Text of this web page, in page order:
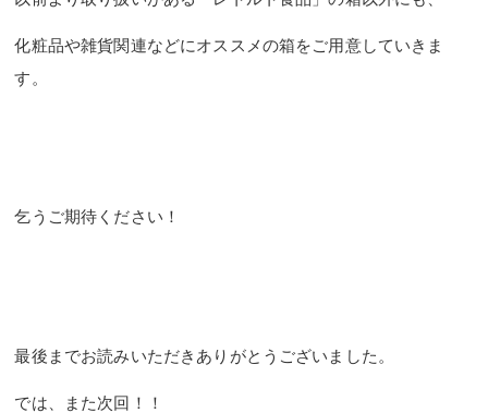
化粧品や雑貨関連などにオススメの箱をご用意していきま
す。
乞うご期待ください！
最後までお読みいただきありがとうございました。
では、また次回！！